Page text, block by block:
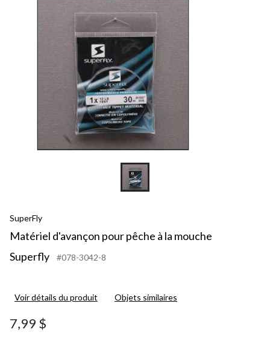
SuperFly
Matériel d'avançon pour pêche à la mouche
Superfly
#078-3042-8
Voir détails du produit Objets similaires
7,99 $